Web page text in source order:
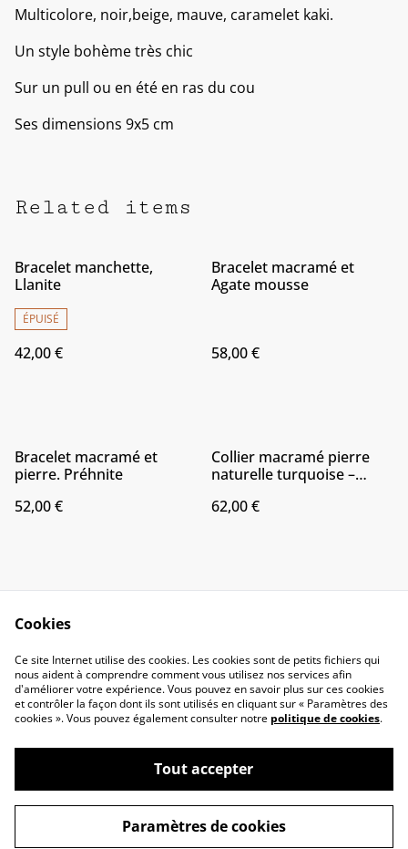
Multicolore, noir,beige, mauve, caramelet kaki.
Un style bohème très chic
Sur un pull ou en été en ras du cou
Ses dimensions 9x5 cm
Related items
Bracelet manchette,
Llanite
ÉPUISÉ
42,00 €
Bracelet macramé et
Agate mousse
58,00 €
Bracelet macramé et
pierre. Préhnite
52,00 €
Collier macramé pierre
naturelle turquoise –
62,00 €
Me contacter Conditions générales
Magatisselavie, des bijoux en macramé
uniques qui allient esthétisme, artisanat et
le pouvoir des pierres naturelles
powered by
Cookies
Ce site Internet utilise des cookies. Les cookies sont de petits fichiers qui
nous aident à comprendre comment vous utilisez nos services afin
d'améliorer votre expérience. Vous pouvez en savoir plus sur ces cookies
et contrôler la façon dont ils sont utilisés en cliquant sur « Paramètres des
cookies ». Vous pouvez également consulter notre politique de cookies.
Tout accepter
Paramètres de cookies